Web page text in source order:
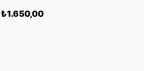
Orijinal
₺1.650,00Şu